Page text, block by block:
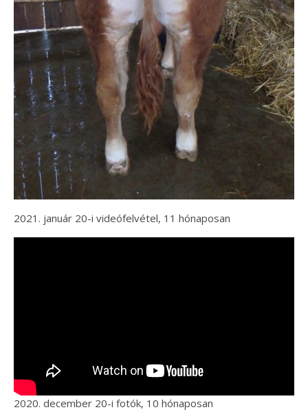
2021. január 20-i videófelvétel, 11 hónaposan
2020. december 20-i fotók, 10 hónaposan